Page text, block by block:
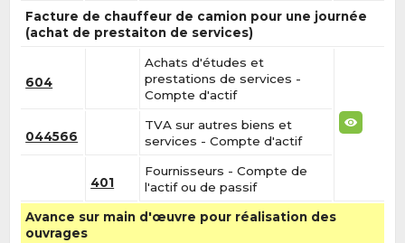
Facture de chauffeur de camion pour une journée
(achat de prestaiton de services)
604
Achats d'études et
prestations de services -
Compte d'actif
044566
TVA sur autres biens et
services - Compte d'actif
401
Fournisseurs - Compte de
l'actif ou de passif
Avance sur main d'œuvre pour réalisation des
ouvrages